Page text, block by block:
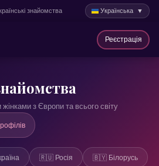
знайомства Українська ▼
Реєстрація
з Європи та всього світу
🇷🇺 Росія
🇧🇾 Білорусь